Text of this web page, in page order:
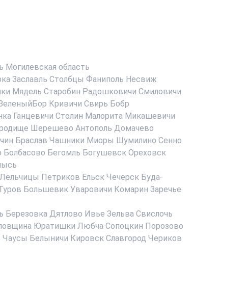
Могилевская область
Заславль Столбцы Фаниполь Несвиж
Мядель Старобин Радошковичи Смиловичи
Кривичи Свирь Бобр
Ганцевичи Столин Малорита Микашевичи
Шерешево Антополь Домачево
Браслав Чашники Миоры Шумилино Сенно
Болбасово Бегомль Богушевск Ореховск
Лельчицы Петриков Ельск Чечерск Буда-
Большевик Уваровичи Комарин Заречье
Березовка Дятлово Ивье Зельва Свислочь
Юратишки Любча Сопоцкин Порозово
Чаусы Белыничи Кировск Славгород Чериков